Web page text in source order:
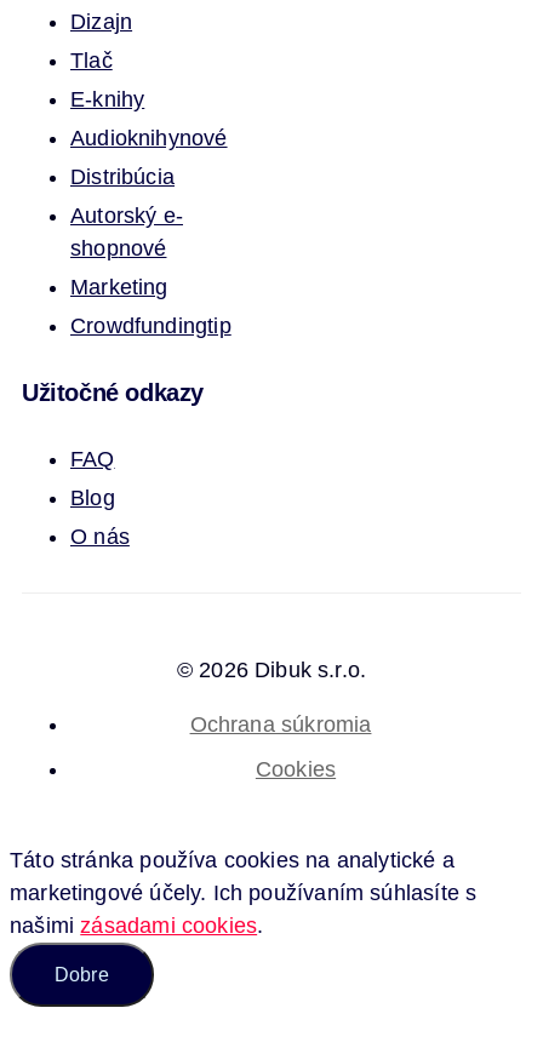
Dizajn
Tlač
E-knihy
Audioknihynové
Distribúcia
Autorský e-
shopnové
Marketing
Crowdfundingtip
Užitočné odkazy
FAQ
Blog
O nás
© 2026 Dibuk s.r.o.
Ochrana súkromia
Cookies
Táto stránka používa cookies na analytické a
marketingové účely. Ich používaním súhlasíte s
našimizásadami cookies.
Dobre